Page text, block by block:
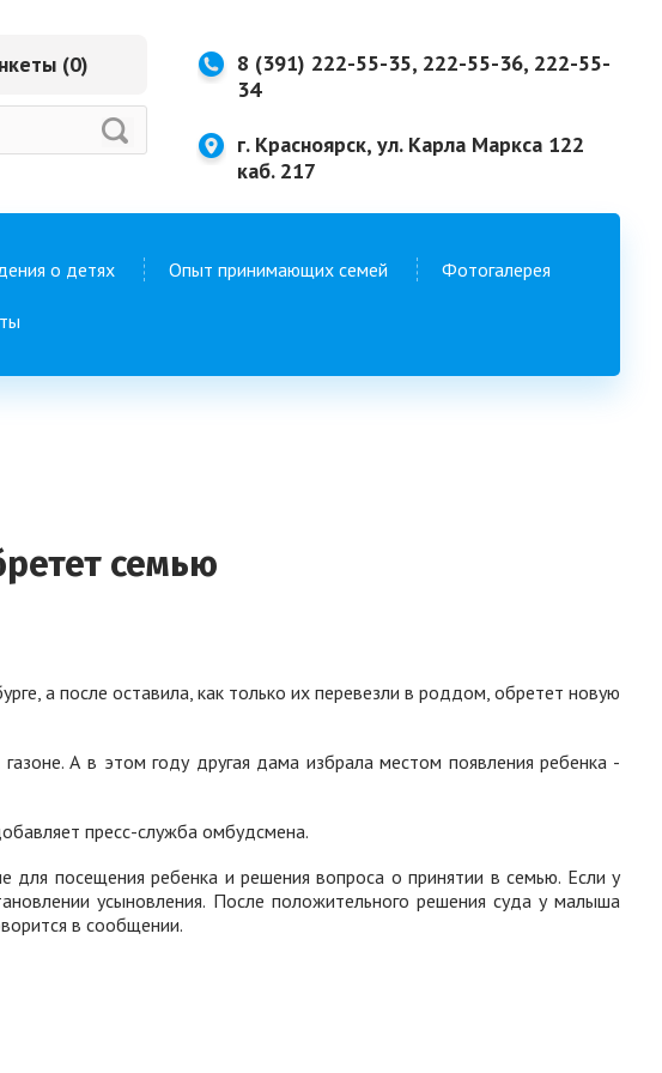
(0)
8 (391) 222-55-35, 222-55-36, 222-55-
34
г. Красноярск, ул. Карла Маркса 122
каб. 217
о детях Опыт принимающих семей Фотогалерея
семью
а после оставила, как только их перевезли в роддом, обретет новую
А в этом году другая дама избрала местом появления ребенка -
пресс-служба омбудсмена.
для посещения ребенка и решения вопроса о принятии в семью. Если у
усыновления. После положительного решения суда у малыша
в сообщении.